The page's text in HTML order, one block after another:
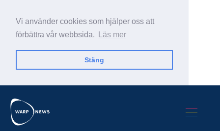
Vi använder cookies som hjälper oss att
förbättra vår webbsida.
Läs mer
Stäng